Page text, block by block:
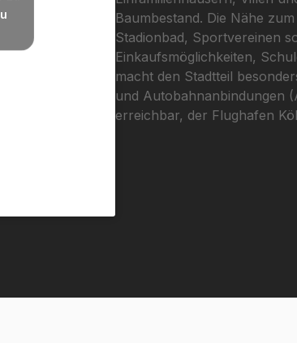
Baumbestand. Die Nähe
Stadionbad, Sportvereinen
Einkaufsmöglichkeiten,
macht den Stadtteil
und Autobahnanbindungen
erreichbar, der Flughafen